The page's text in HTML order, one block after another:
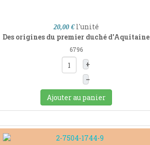
20,00 € l'unité
Des origines du premier duché d'Aquitaine
6796
+
–
Ajouter au panier